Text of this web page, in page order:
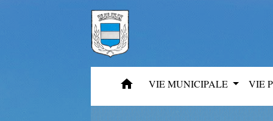
home VIE MUNICIPALE VIE